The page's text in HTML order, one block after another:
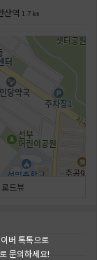
버 톡톡으로
문의하세요!
산역 1.7 ㎞
로드뷰